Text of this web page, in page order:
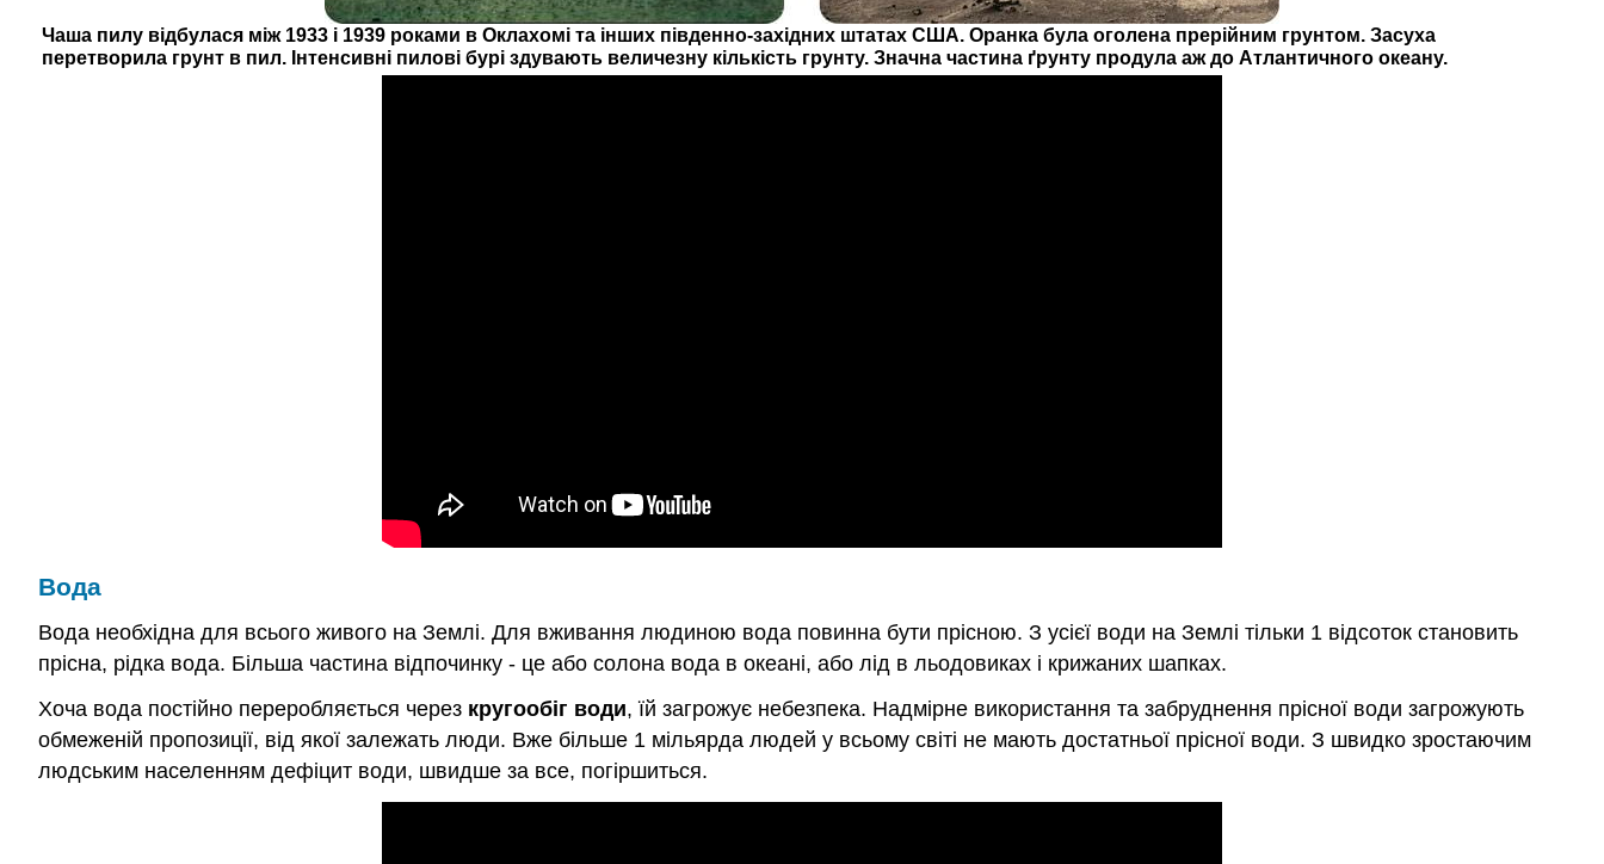
Чаша пилу відбулася між 1933 і 1939 роками в Оклахомі та інших південно-західних штатах США. Оранка була оголена прерійним грунтом. Засуха
перетворила грунт в пил. Інтенсивні пилові бурі здувають величезну кількість грунту. Значна частина ґрунту продула аж до Атлантичного океану.
Вода
Вода необхідна для всього живого на Землі. Для вживання людиною вода повинна бути прісною. З усієї води на Землі тільки 1 відсоток становить
прісна, рідка вода. Більша частина відпочинку - це або солона вода в океані, або лід в льодовиках і крижаних шапках.
Хоча вода постійно переробляється через кругообіг води, їй загрожує небезпека. Надмірне використання та забруднення прісної води загрожують
обмеженій пропозиції, від якої залежать люди. Вже більше 1 мільярда людей у всьому світі не мають достатньої прісної води. З швидко зростаючим
людським населенням дефіцит води, швидше за все, погіршиться.